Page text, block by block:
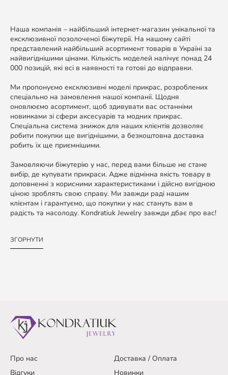
Наша компанія – найбільший інтернет-магазин унікальної та
ексклюзивної позолоченої біжутерії. На нашому сайті
представлений найбільший асортимент товарів в Україні за
найвигіднішими цінами. Кількість моделей налічує понад 24
000 позицій, які всі в наявності та готові до відправки.
Ми пропонуємо ексклюзивні моделі прикрас, розроблених
спеціально на замовлення нашої компанії. Щодня
оновлюємо асортимент, щоб здивувати вас останніми
новинками зі сфери аксесуарів та модних прикрас.
Спеціальна система знижок для наших клієнтів дозволяє
робити покупки ще вигіднішими, а безкоштовна доставка
робить їх ще приємнішими.
Замовляючи біжутерію у нас, перед вами більше не стане
вибір, де купувати прикраси. Адже відмінна якість товару в
доповненні з корисними характеристиками і дійсно вигідною
ціною зроблять свою справу. Ми завжди раді нашим
клієнтам і гарантуємо, що покупки у нас стануть вам в
радість та насолоду. Kondratiuk Jewelry завжди дбає про вас!
ЗГОРНУТИ
Про нас
Доставка / Оплата
Відгуки
Новинки